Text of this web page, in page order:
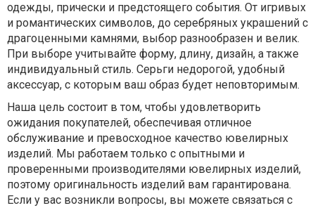
одежды, прически и предстоящего события. От игривых
и романтических символов, до серебряных украшений с
драгоценными камнями, выбор разнообразен и велик.
При выборе учитывайте форму, длину, дизайн, а также
индивидуальный стиль. Серьги недорогой, удобный
аксессуар, с которым ваш образ будет неповторимым.
Наша цель состоит в том, чтобы удовлетворить
ожидания покупателей, обеспечивая отличное
обслуживание и превосходное качество ювелирных
изделий. Мы работаем только с опытными и
проверенными производителями ювелирных изделий,
поэтому оригинальность изделий вам гарантирована.
Если у вас возникли вопросы, вы можете связаться с